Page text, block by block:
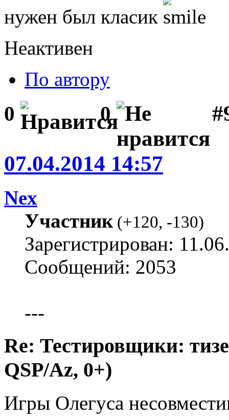
нужен был класик
Неактивен
По автору
0 0
07.04.2014 14:57
Nex
Участник(+120, -130)
Зарегистрирован:
Сообщений: 2053
---
Re: Тестировщики:
QSP/Az, 0+)
Игры Олегуса